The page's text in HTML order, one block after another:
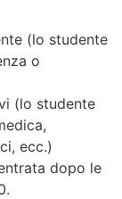
(lo studente
o
(lo studente
ecc.)
dopo le